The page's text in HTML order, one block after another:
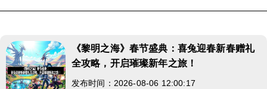
《黎明之海》春节盛典：喜兔迎春新春赠礼
全攻略，开启璀璨新年之旅！
发布时间：2026-08-06 12:00:17